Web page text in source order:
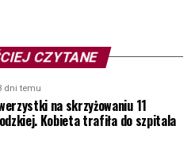
CZYTANE
dni temu
na skrzyżowaniu 11
Kobieta trafiła do szpitala